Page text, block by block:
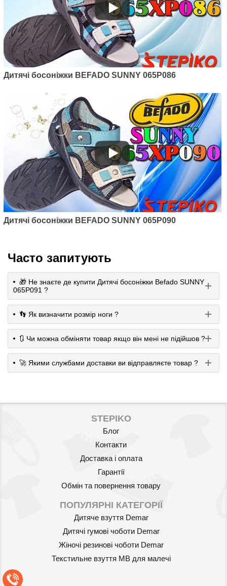
Дитячі босоніжки BEFADO SUNNY 065P086
Дитячі босоніжки BEFADO SUNNY 065P090
Часто запитують
🎁 Не знаєте де купити Дитячі босоніжки Befado SUNNY
065P091 ?
👣 Як визначити розмір ноги ?
🔃 Чи можна обміняти товар якщо він мені не підійшов ?
🚀 Якими службами доставки ви відправляєте товар ?
STEPIKO
Блог
Контакти
Доставка і оплата
Гарантії
Обмін та повернення товару
ПОПУЛЯРНІ КАТЕГОРІЇ
Дитяче взуття Demar
Дитячі гумові чоботи Demar
Жіночі резинові чоботи Demar
Текстильне взуття MB для малечі